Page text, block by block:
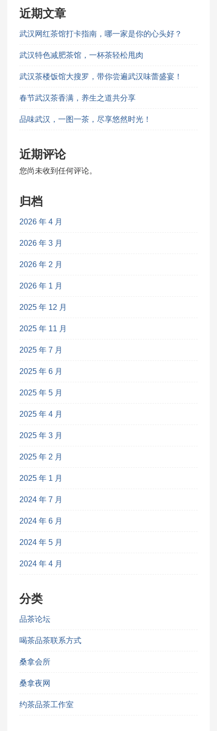
近期文章
武汉网红茶馆打卡指南，哪一家是你的心头好？
武汉特色减肥茶馆，一杯茶轻松甩肉
武汉茶楼饭馆大搜罗，带你尝遍武汉味蕾盛宴！
春节武汉茶香满，养生之道共分享
品味武汉，一图一茶，尽享悠然时光！
近期评论
您尚未收到任何评论。
归档
2026 年 4 月
2026 年 3 月
2026 年 2 月
2026 年 1 月
2025 年 12 月
2025 年 11 月
2025 年 7 月
2025 年 6 月
2025 年 5 月
2025 年 4 月
2025 年 3 月
2025 年 2 月
2025 年 1 月
2024 年 7 月
2024 年 6 月
2024 年 5 月
2024 年 4 月
分类
品茶论坛
喝茶品茶联系方式
桑拿会所
桑拿夜网
约茶品茶工作室